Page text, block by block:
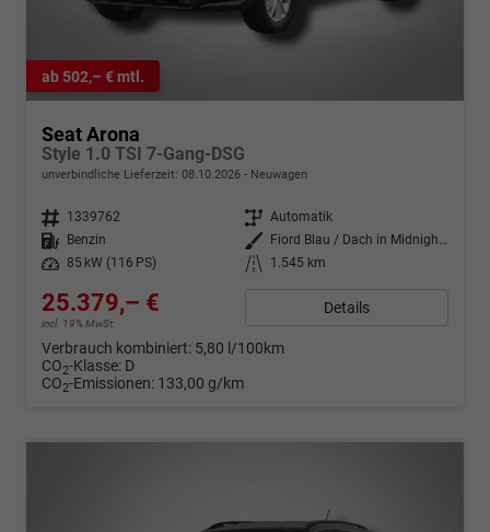
ab 502,– € mtl.
Seat Arona
Style 1.0 TSI 7-Gang-DSG
unverbindliche Lieferzeit: 08.10.2026 Neuwagen
Fahrzeugnr. 1339762 Getriebe Automatik
Kraftstoff
Benzin Außenfarbe
Fiord Blau / Dach in Midnight Schwarz Metallic
Leistung
85 kW (116 PS) Kilometerstand 1.545 km
25.379,– €
incl. 19% MwSt.
Details
Verbrauch kombiniert: 5,80 l/100km
CO2-Klasse: D
CO2-Emissionen: 133,00 g/km